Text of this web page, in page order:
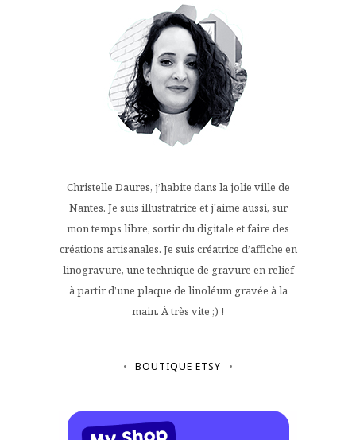
Christelle Daures, j’habite dans la jolie ville de
Nantes. Je suis illustratrice et j'aime aussi, sur
mon temps libre, sortir du digitale et faire des
créations artisanales. Je suis créatrice d’affiche en
linogravure, une technique de gravure en relief
à partir d’une plaque de linoléum gravée à la
main. À très vite ;) !
BOUTIQUE ETSY